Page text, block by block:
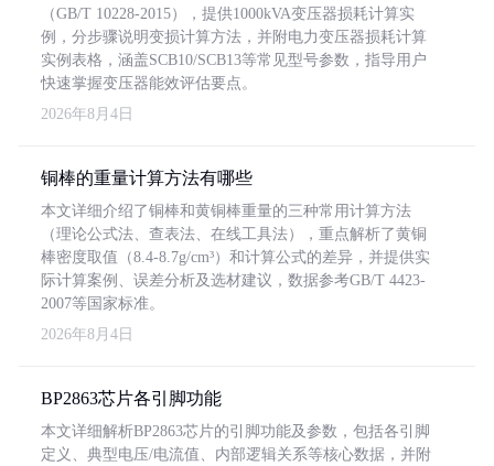
（GB/T 10228-2015），提供1000kVA变压器损耗计算实
例，分步骤说明变损计算方法，并附电力变压器损耗计算
实例表格，涵盖SCB10/SCB13等常见型号参数，指导用户
快速掌握变压器能效评估要点。
2026年8月4日
铜棒的重量计算方法有哪些
本文详细介绍了铜棒和黄铜棒重量的三种常用计算方法
（理论公式法、查表法、在线工具法），重点解析了黄铜
棒密度取值（8.4-8.7g/cm³）和计算公式的差异，并提供实
际计算案例、误差分析及选材建议，数据参考GB/T 4423-
2007等国家标准。
2026年8月4日
BP2863芯片各引脚功能
本文详细解析BP2863芯片的引脚功能及参数，包括各引脚
定义、典型电压/电流值、内部逻辑关系等核心数据，并附